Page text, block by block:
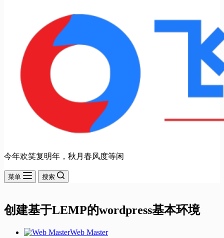
今年欢笑复明年，秋月春风度等闲
菜单 搜索
创建基于LEMP的wordpress基本环境
Web Master